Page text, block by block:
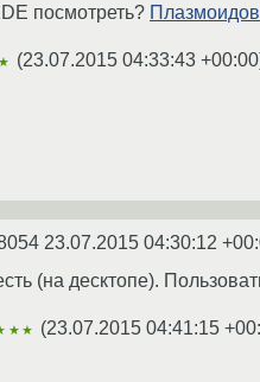
посмотреть? Плазмоидов
(23.07.2015 04:33:43 +00:00
23.07.2015 04:30:12
(на десктопе).
(23.07.2015 04:41:15